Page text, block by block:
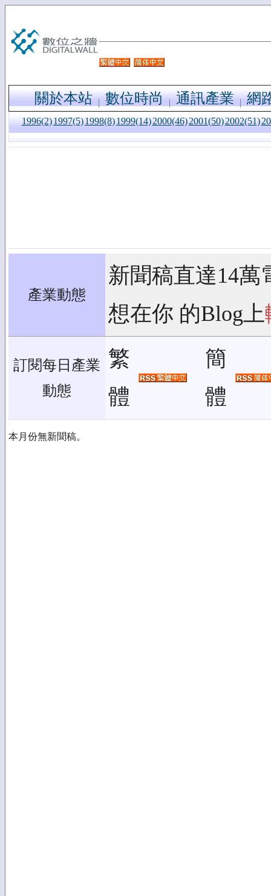
關於本站 數位時尚 通訊產業 網
1996(2)1997(5)1998(8)1999(14)2000(46)2001(50)2002(51)
產業動態
新聞稿直達14萬
想在你 的Blog上
訂閱每日產業
動態
繁
體
簡
體
本月份無新聞稿。